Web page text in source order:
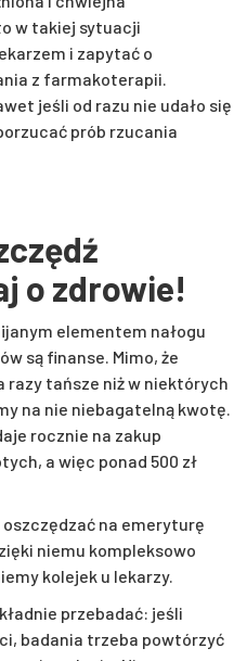
w takiej sytuacji
i zapytać o
z farmakoterapii.
jeśli od razu nie udało się
prób rzucania
o zdrowie!
elementem nałogu
są finanse. Mimo, że
razy tańsze niż w niektórych
na nie niebagatelną kwotę.
rocznie na zakup
a więc ponad 500 zł
na emeryturę
niemu kompleksowo
kolejek u lekarzy.
przebadać: jeśli
badania trzeba powtórzyć